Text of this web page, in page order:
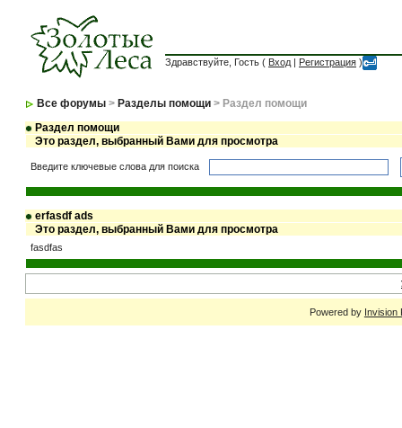
Здравствуйте, Гость ( Вход | Регистрация )
Все форумы > Разделы помощи > Раздел помощи
Раздел помощи
Это раздел, выбранный Вами для просмотра
Введите ключевые слова для поиска
erfasdf ads
Это раздел, выбранный Вами для просмотра
fasdfas
Powered by Invision